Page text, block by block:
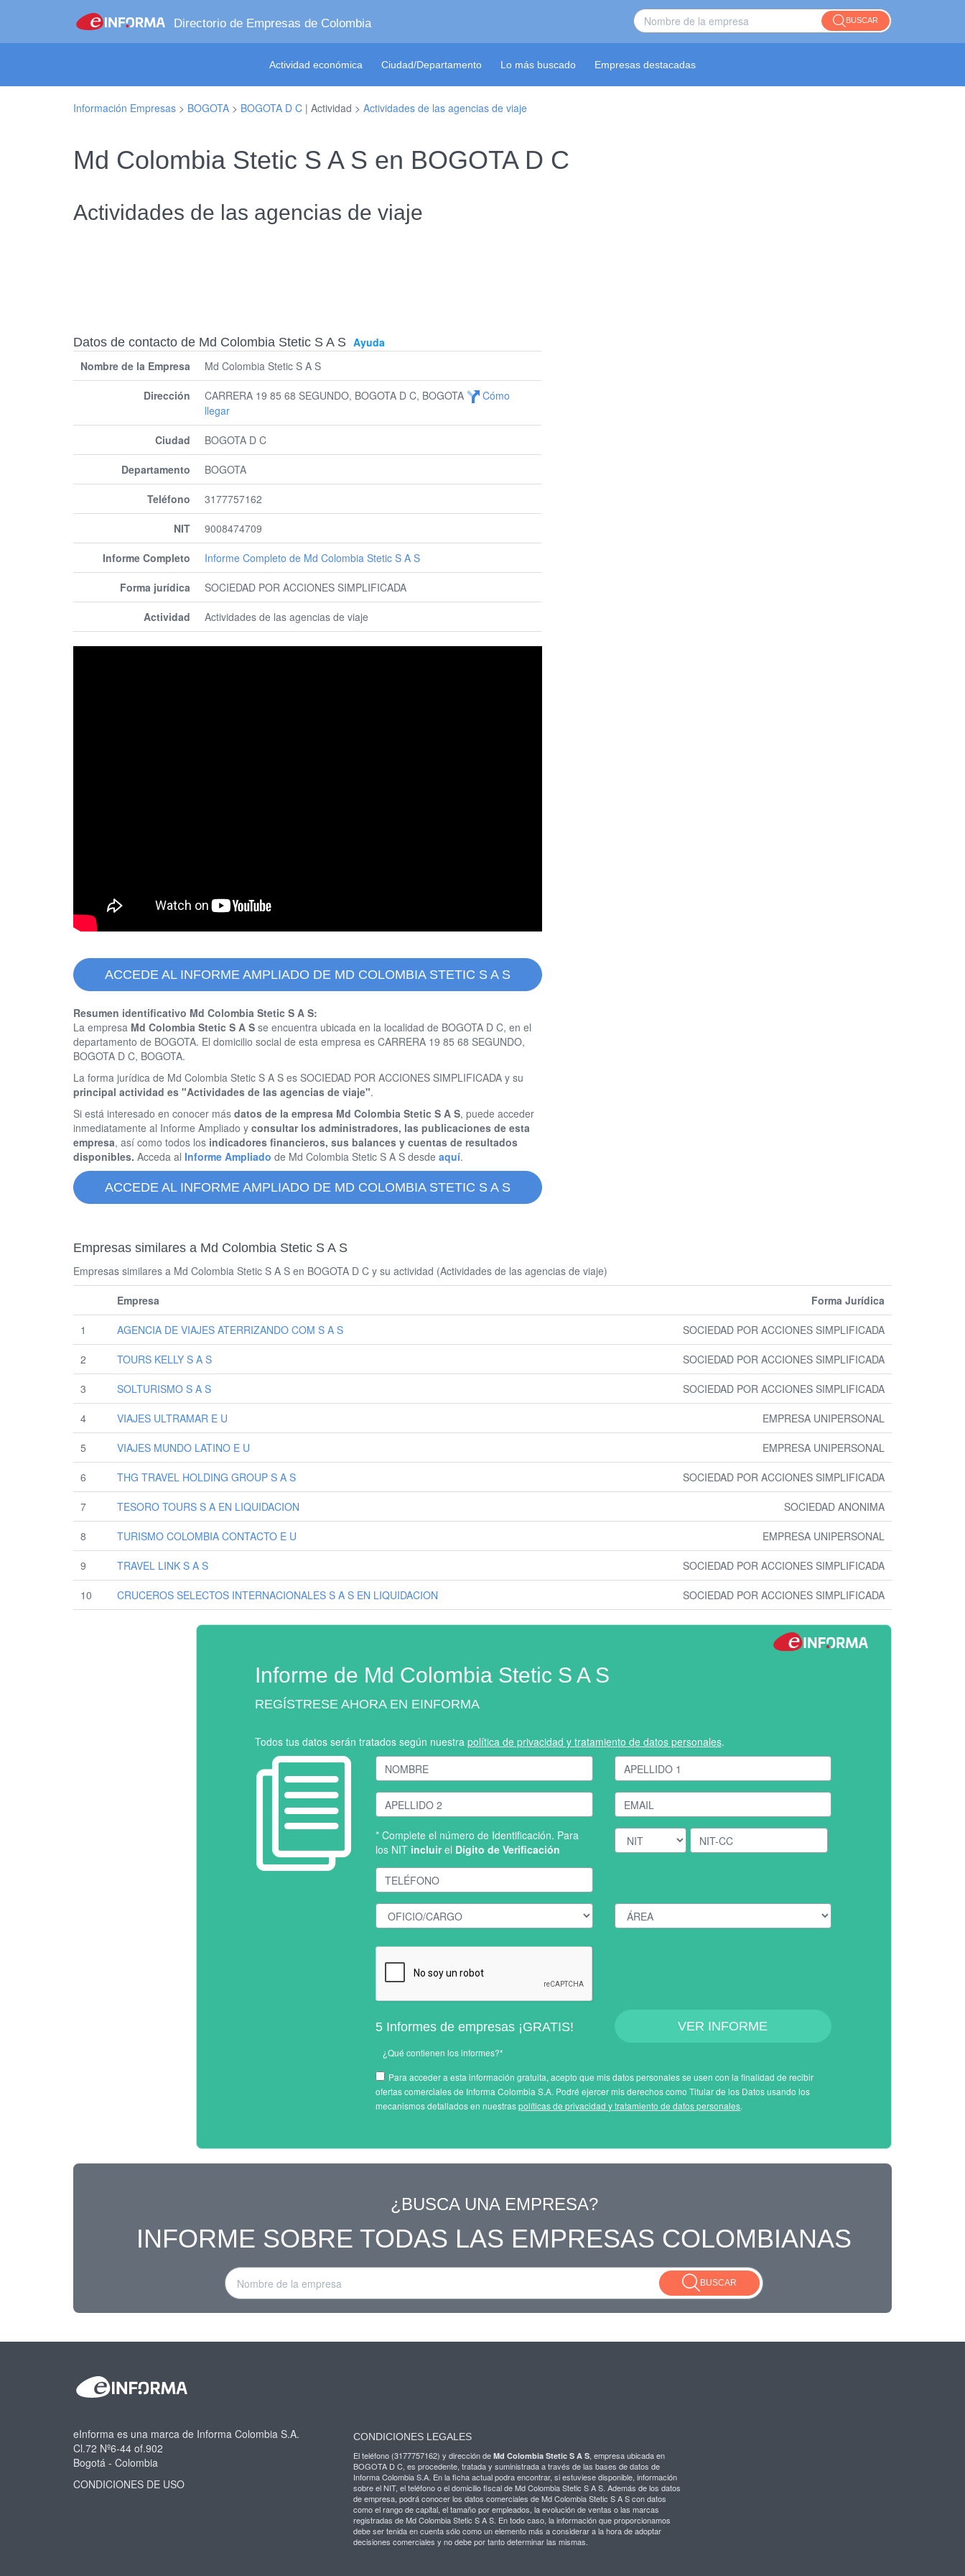
Directorio de Empresas de Colombia BUSCAR
Actividad económica Ciudad/Departamento Lo más buscado Empresas destacadas
Información Empresas > BOGOTA > BOGOTA D C | Actividad > Actividades de las agencias de viaje
Md Colombia Stetic S A S en BOGOTA D C
Actividades de las agencias de viaje
Datos de contacto de Md Colombia Stetic S A S Ayuda
Nombre de la Empresa
Md Colombia Stetic S A S
Dirección CARRERA 19 85 68 SEGUNDO, BOGOTA D C, BOGOTA
Cómo
llegar
Ciudad BOGOTA D C
Departamento BOGOTA
Teléfono 3177757162
NIT 9008474709
Informe Completo Informe Completo de Md Colombia Stetic S A S
Forma jurídica SOCIEDAD POR ACCIONES SIMPLIFICADA
Actividad Actividades de las agencias de viaje
ACCEDE AL INFORME AMPLIADO DE MD COLOMBIA STETIC S A S
Resumen identificativo Md Colombia Stetic S A S:
La empresa Md Colombia Stetic S A S se encuentra ubicada en la localidad de BOGOTA D C, en el
departamento de BOGOTA. El domicilio social de esta empresa es CARRERA 19 85 68 SEGUNDO,
BOGOTA D C, BOGOTA.
La forma jurídica de Md Colombia Stetic S A S es SOCIEDAD POR ACCIONES SIMPLIFICADA y su
principal actividad es "Actividades de las agencias de viaje".
Si está interesado en conocer más datos de la empresa Md Colombia Stetic S A S, puede acceder
inmediatamente al Informe Ampliado y consultar los administradores, las publicaciones de esta
empresa, así como todos los indicadores financieros, sus balances y cuentas de resultados
disponibles. Acceda al Informe Ampliado de Md Colombia Stetic S A S desde aquí.
ACCEDE AL INFORME AMPLIADO DE MD COLOMBIA STETIC S A S
Empresas similares a Md Colombia Stetic S A S
Empresas similares a Md Colombia Stetic S A S en BOGOTA D C y su actividad (Actividades de las agencias de viaje)
Empresa Forma Jurídica
1 AGENCIA DE VIAJES ATERRIZANDO COM S A S SOCIEDAD POR ACCIONES SIMPLIFICADA
2 TOURS KELLY S A S SOCIEDAD POR ACCIONES SIMPLIFICADA
3 SOLTURISMO S A S SOCIEDAD POR ACCIONES SIMPLIFICADA
4 VIAJES ULTRAMAR E U EMPRESA UNIPERSONAL
5 VIAJES MUNDO LATINO E U EMPRESA UNIPERSONAL
6 THG TRAVEL HOLDING GROUP S A S SOCIEDAD POR ACCIONES SIMPLIFICADA
7 TESORO TOURS S A EN LIQUIDACION SOCIEDAD ANONIMA
8 TURISMO COLOMBIA CONTACTO E U EMPRESA UNIPERSONAL
9 TRAVEL LINK S A S SOCIEDAD POR ACCIONES SIMPLIFICADA
10 CRUCEROS SELECTOS INTERNACIONALES S A S EN LIQUIDACION SOCIEDAD POR ACCIONES SIMPLIFICADA
Informe de Md Colombia Stetic S A S
REGÍSTRESE AHORA EN EINFORMA
Todos tus datos serán tratados según nuestra política de privacidad y tratamiento de datos personales.
* Complete el número de Identificación. Para
los NIT incluirel Dígito de Verificación
5 Informes de empresas ¡GRATIS!
¿Qué contienen los informes?*
VER INFORME
Para acceder a esta información gratuita, acepto que mis datos personales se usen con la finalidad de recibir
ofertas comerciales de Informa Colombia S.A. Podré ejercer mis derechos como Titular de los Datos usando los
mecanismos detallados en nuestraspolíticas de privacidad y tratamiento de datos personales.
¿BUSCA UNA EMPRESA?
INFORME SOBRE TODAS LAS EMPRESAS COLOMBIANAS
BUSCAR
eInforma es una marca de Informa Colombia S.A.
Cl.72 Nº6-44 of.902
Bogotá - Colombia
CONDICIONES DE USO
CONDICIONES LEGALES
El teléfono (3177757162) y dirección de Md Colombia Stetic S A S , empresa ubicada en
BOGOTA D C, es procedente, tratada y suministrada a través de las bases de datos de
Informa Colombia S.A. En la ficha actual podra encontrar, si estuviese disponible, información
sobre el NIT, el teléfono o el domicilio fiscal de Md Colombia Stetic S A S. Además de los datos
de empresa, podrá conocer los datos comerciales de Md Colombia Stetic S A S con datos
como el rango de capital, el tamaño por empleados, la evolución de ventas o las marcas
registradas de Md Colombia Stetic S A S. En todo caso, la información que proporcionamos
debe ser tenida en cuenta sólo como un elemento más a considerar a la hora de adoptar
decisiones comerciales y no debe por tanto determinar las mismas.